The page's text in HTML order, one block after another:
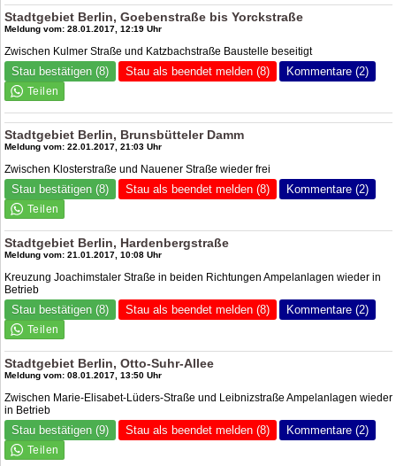
Stadtgebiet Berlin, Goebenstraße bis Yorckstraße
Meldung vom: 28.01.2017, 12:19 Uhr
Zwischen Kulmer Straße und Katzbachstraße Baustelle beseitigt
Stau bestätigen (8) Stau als beendet melden (8) Kommentare (2)
Stadtgebiet Berlin, Brunsbütteler Damm
Meldung vom: 22.01.2017, 21:03 Uhr
Zwischen Klosterstraße und Nauener Straße wieder frei
Stau bestätigen (8) Stau als beendet melden (8) Kommentare (2)
Stadtgebiet Berlin, Hardenbergstraße
Meldung vom: 21.01.2017, 10:08 Uhr
Kreuzung Joachimstaler Straße in beiden Richtungen Ampelanlagen wieder in
Betrieb
Stau bestätigen (8) Stau als beendet melden (8) Kommentare (2)
Stadtgebiet Berlin, Otto-Suhr-Allee
Meldung vom: 08.01.2017, 13:50 Uhr
Zwischen Marie-Elisabet-Lüders-Straße und Leibnizstraße Ampelanlagen wieder
in Betrieb
Stau bestätigen (9) Stau als beendet melden (8) Kommentare (2)